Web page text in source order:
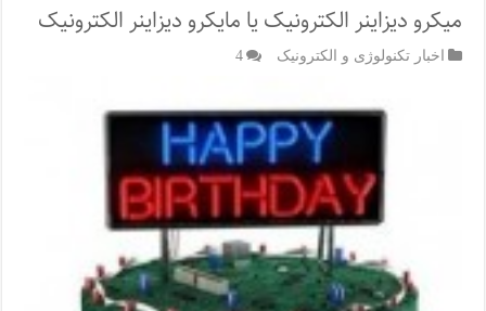
میکرو دیزاینر الکترونیک یا مایکرو دیزاینر الکترونیک
اخبار تکنولوژی و الکترونیک 4